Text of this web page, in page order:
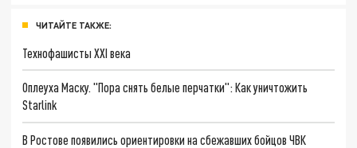
ЧИТАЙТЕ ТАКЖЕ:
Технофашисты XXI века
Оплеуха Маску. "Пора снять белые перчатки": Как уничтожить
Starlink
В Ростове появились ориентировки на сбежавших бойцов ЧВК